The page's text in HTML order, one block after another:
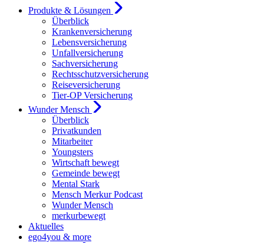
Produkte & Lösungen
Überblick
Krankenversicherung
Lebensversicherung
Unfallversicherung
Sachversicherung
Rechtsschutzversicherung
Reiseversicherung
Tier-OP Versicherung
Wunder Mensch
Überblick
Privatkunden
Mitarbeiter
Youngsters
Wirtschaft bewegt
Gemeinde bewegt
Mental Stark
Mensch Merkur Podcast
Wunder Mensch
merkurbewegt
Aktuelles
ego4you & more